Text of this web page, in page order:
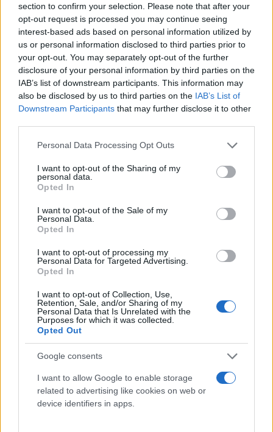
section to confirm your selection. Please note that after your
opt-out request is processed you may continue seeing
interest-based ads based on personal information utilized by
us or personal information disclosed to third parties prior to
your opt-out. You may separately opt-out of the further
disclosure of your personal information by third parties on the
IAB’s list of downstream participants. This information may
also be disclosed by us to third parties on the IAB’s List of
Downstream Participants that may further disclose it to other
Please note that this website/app uses one or more Google
not limited to your visit or usage behaviour. You may click to
grant or deny consent to Google and its third-party tags to
use your data for below specified purposes in below Google
consent section.
Personal Data Processing Opt Outs
I want to opt-out of the Sharing of my
personal data.
Opted In
I want to opt-out of the Sale of my
Personal Data.
Opted In
I want to opt-out of processing my
Personal Data for Targeted Advertising.
Opted In
I want to opt-out of Collection, Use,
Retention, Sale, and/or Sharing of my
Personal Data that Is Unrelated with the
Purposes for which it was collected.
Opted Out
Google consents
I want to allow Google to enable storage
related to advertising like cookies on web or
device identifiers in apps.